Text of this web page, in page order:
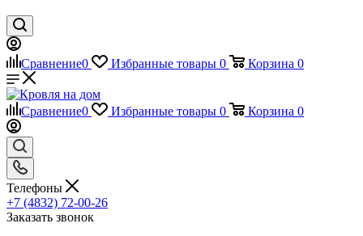
Сравнение0 Избранные товары 0 Корзина 0
Сравнение0 Избранные товары 0 Корзина 0
Телефоны
+7 (4832) 72-00-26
Заказать звонок